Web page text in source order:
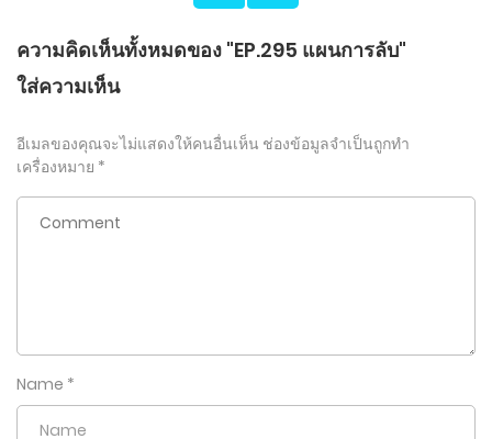
ความคิดเห็นทั้งหมดของ "EP.295 แผนการลับ"
ใส่ความเห็น
อีเมลของคุณจะไม่แสดงให้คนอื่นเห็น ช่องข้อมูลจำเป็นถูกทำ
เครื่องหมาย *
Name *